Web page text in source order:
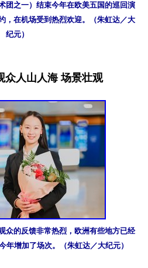
团之一）结束今年在欧美五国的巡回演
，在机场受到热烈欢迎。（朱虹达／大
纪元）
众人山人海 场景壮观
众的反馈非常热烈，欧洲有些地方已经
年增加了场次。（朱虹达／大纪元）